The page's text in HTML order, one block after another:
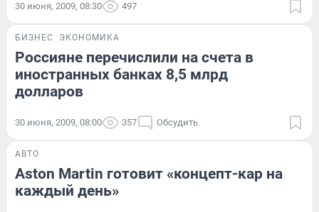
30 июня, 2009, 08:30 497
БИЗНЕС ЭКОНОМИКА
Россияне перечислили на счета в
иностранных банках 8,5 млрд
долларов
30 июня, 2009, 08:00 357 Обсудить
АВТО
Aston Martin готовит «концепт-кар на
каждый день»